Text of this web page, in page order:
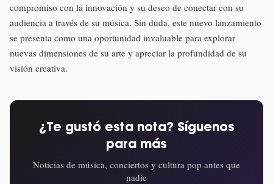
compromiso con la innovación y su deseo de conectar con su
audiencia a través de su música. Sin duda, este nuevo lanzamiento
se presenta como una oportunidad invaluable para explorar
nuevas dimensiones de su arte y apreciar la profundidad de su
visión creativa.
¿Te gustó esta nota? Síguenos
para más
Noticias de música, conciertos y cultura pop antes que
nadie